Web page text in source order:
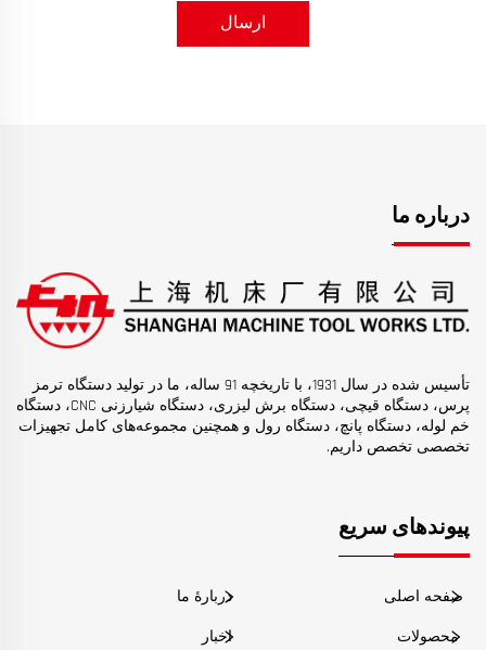
ارسال
درباره ما
تأسیس شده در سال 1931، با تاریخچه 91 ساله، ما در تولید دستگاه ترمز
پرس، دستگاه قیچی، دستگاه برش لیزری، دستگاه شیارزنی CNC، دستگاه
خم لوله، دستگاه پانچ، دستگاه رول و همچنین مجموعه‌های کامل تجهیزات
تخصصی تخصص داریم.
پیوندهای سریع
صفحه اصلی دربارهٔ ما
محصولات اخبار